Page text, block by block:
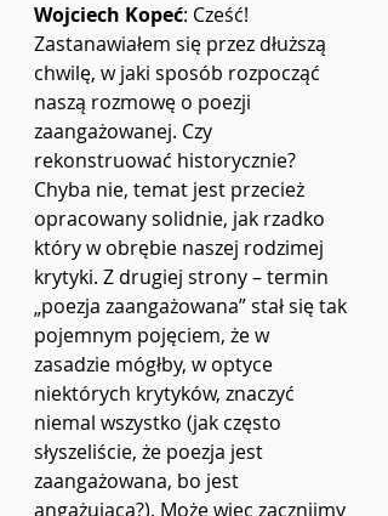
Wojciech Kopeć: Cześć!
Zastanawiałem się przez dłuższą
chwilę, w jaki sposób rozpocząć
naszą rozmowę o poezji
zaangażowanej. Czy
rekonstruować historycznie?
Chyba nie, temat jest przecież
opracowany solidnie, jak rzadko
który w obrębie naszej rodzimej
krytyki. Z drugiej strony – termin
„poezja zaangażowana”stał się tak
pojemnym pojęciem, że w
zasadzie mógłby, w optyce
niektórych krytyków, znaczyć
niemal wszystko (jak często
słyszeliście, że poezja jest
zaangażowana, bo jest
angażująca?). Może więc zacznijmy